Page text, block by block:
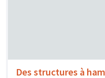
Des structures à